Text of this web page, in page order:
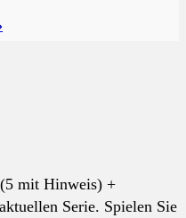
mit Hinweis) +
Serie. Spielen Sie